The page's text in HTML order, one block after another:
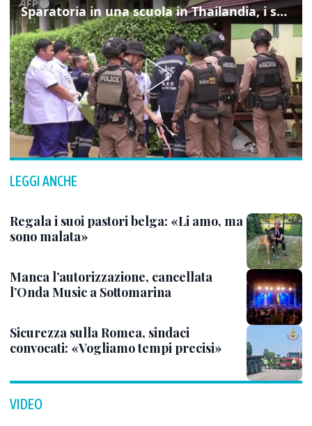
Sparatoria in una scuola in Thailandia, i soccorsi sul posto
LEGGI ANCHE
Regala i suoi pastori belga: «Li amo, ma
sono malata»
Manca l’autorizzazione, cancellata
l’Onda Music a Sottomarina
Sicurezza sulla Romea, sindaci
convocati: «Vogliamo tempi precisi»
VIDEO